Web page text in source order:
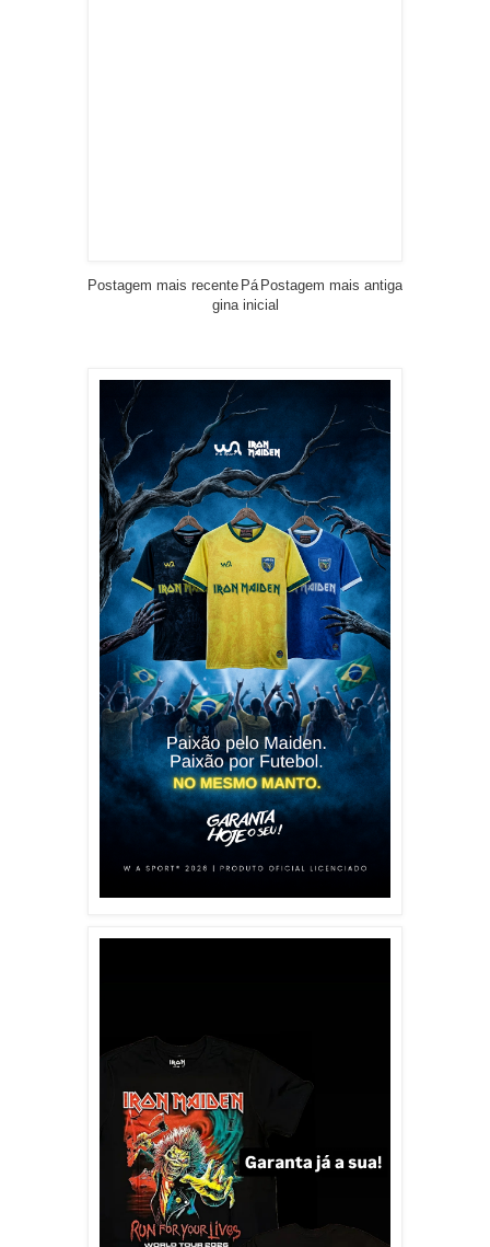
Postagem mais recente Postagem mais antiga
Pá
gina inicial